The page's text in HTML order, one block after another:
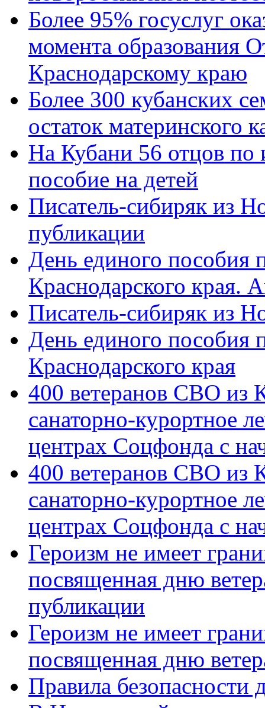
Более 95% госуслуг
момента образования
Краснодарскому краю
Более 300 кубанских
остаток материнского
На Кубани 56 отцов по
пособие на детей
Писатель-сибиряк из
публикации
День единого пособия
Краснодарского края.
Писатель-сибиряк из
День единого пособия
Краснодарского края
400 ветеранов СВО из
санаторно-курортное
центрах Соцфонда с
400 ветеранов СВО из
санаторно-курортное
центрах Соцфонда с
Героизм не имеет
посвященная дню
публикации
Героизм не имеет
посвященная дню
Правила безопасности